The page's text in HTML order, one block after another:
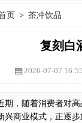
页 > 茶冲饮品
复刻白
2026-07-07
期，随着消费者对
兴商业模式，正逐